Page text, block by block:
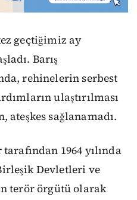
geçtiğimiz ay
Barış
rehinelerin serbest
ulaştırılması
ateşkes sağlanamadı.
1964 yılında
Devletleri ve
terör örgütü olarak